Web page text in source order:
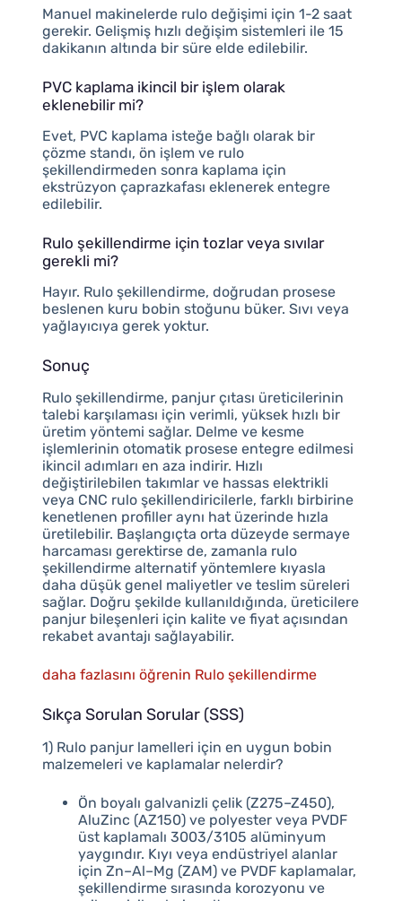
Manuel makinelerde rulo değişimi için 1-2 saat
gerekir. Gelişmiş hızlı değişim sistemleri ile 15
dakikanın altında bir süre elde edilebilir.
PVC kaplama ikincil bir işlem olarak
eklenebilir mi?
Evet, PVC kaplama isteğe bağlı olarak bir
çözme standı, ön işlem ve rulo
şekillendirmeden sonra kaplama için
ekstrüzyon çaprazkafası eklenerek entegre
edilebilir.
Rulo şekillendirme için tozlar veya sıvılar
gerekli mi?
Hayır. Rulo şekillendirme, doğrudan prosese
beslenen kuru bobin stoğunu büker. Sıvı veya
yağlayıcıya gerek yoktur.
Sonuç
Rulo şekillendirme, panjur çıtası üreticilerinin
talebi karşılaması için verimli, yüksek hızlı bir
üretim yöntemi sağlar. Delme ve kesme
işlemlerinin otomatik prosese entegre edilmesi
ikincil adımları en aza indirir. Hızlı
değiştirilebilen takımlar ve hassas elektrikli
veya CNC rulo şekillendiricilerle, farklı birbirine
kenetlenen profiller aynı hat üzerinde hızla
üretilebilir. Başlangıçta orta düzeyde sermaye
harcaması gerektirse de, zamanla rulo
şekillendirme alternatif yöntemlere kıyasla
daha düşük genel maliyetler ve teslim süreleri
sağlar. Doğru şekilde kullanıldığında, üreticilere
panjur bileşenleri için kalite ve fiyat açısından
rekabet avantajı sağlayabilir.
daha fazlasını öğrenin Rulo şekillendirme
Sıkça Sorulan Sorular (SSS)
1) Rulo panjur lamelleri için en uygun bobin
malzemeleri ve kaplamalar nelerdir?
Ön boyalı galvanizli çelik (Z275–Z450),
AluZinc (AZ150) ve polyester veya PVDF
üst kaplamalı 3003/3105 alüminyum
yaygındır. Kıyı veya endüstriyel alanlar
için Zn–Al–Mg (ZAM) ve PVDF kaplamalar,
şekillendirme sırasında korozyonu ve